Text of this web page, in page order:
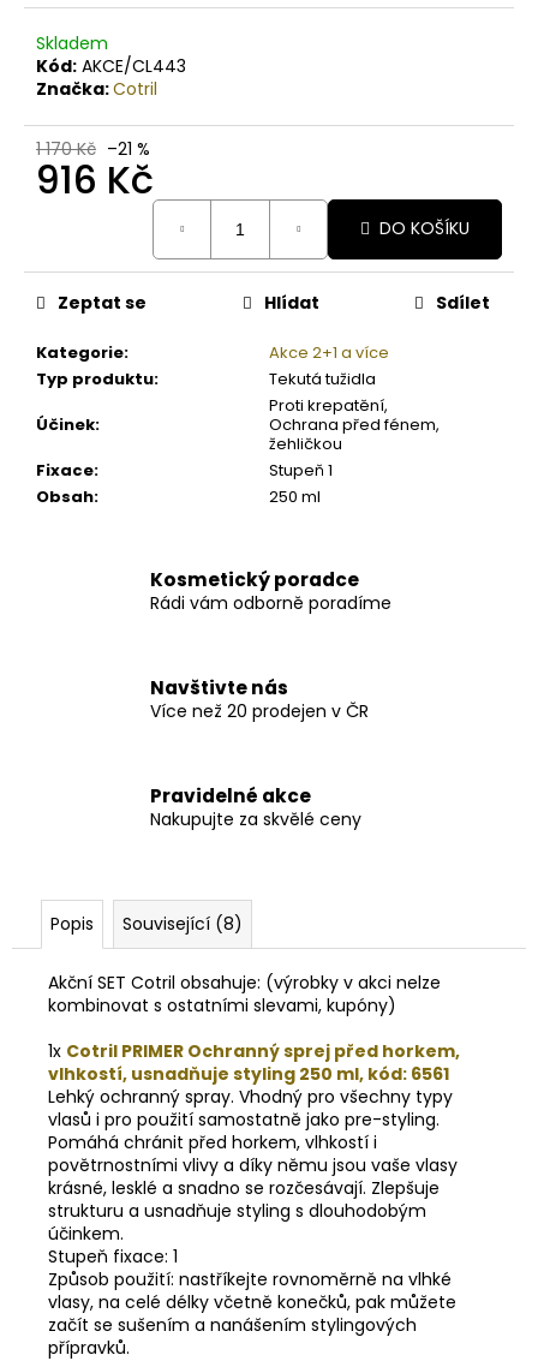
Skladem
Kód: AKCE/CL443
Značka:Cotril
1 170 Kč –21 %
916 Kč
DO KOŠÍKU
Kategorie:
Akce 2+1 a více
Typ produktu:
Tekutá tužidla
Účinek:
Proti krepatění,
Ochrana před fénem,
žehličkou
Fixace:
Stupeň 1
Obsah: 250 ml
Zeptat se Hlídat Sdílet
Kosmetický poradce
Rádi vám odborně poradíme
Navštivte nás
Více než 20 prodejen v ČR
Pravidelné akce
Nakupujte za skvělé ceny
Popis Související (8)
Akční SET Cotril obsahuje: (výrobky v akci nelze
kombinovat s ostatními slevami, kupóny)
1x Cotril PRIMER Ochranný sprej před horkem,
vlhkostí, usnadňuje styling 250 ml, kód: 6561
Lehký ochranný spray. Vhodný pro všechny typy
vlasů i pro použití samostatně jako pre-styling.
Pomáhá chránit před horkem, vlhkostí i
povětrnostními vlivy a díky němu jsou vaše vlasy
krásné, lesklé a snadno se rozčesávají. Zlepšuje
strukturu a usnadňuje styling s dlouhodobým
účinkem.
Stupeň fixace: 1
Způsob použití: nastříkejte rovnoměrně na vlhké
vlasy, na celé délky včetně konečků, pak můžete
začít se sušením a nanášením stylingových
přípravků.
SIMONA
LEMONGRASS
ORGANICKÉ
RUČNĚ
VYRÁBĚNÉ
BAMBUCKÉ
MÁSLO
Kč